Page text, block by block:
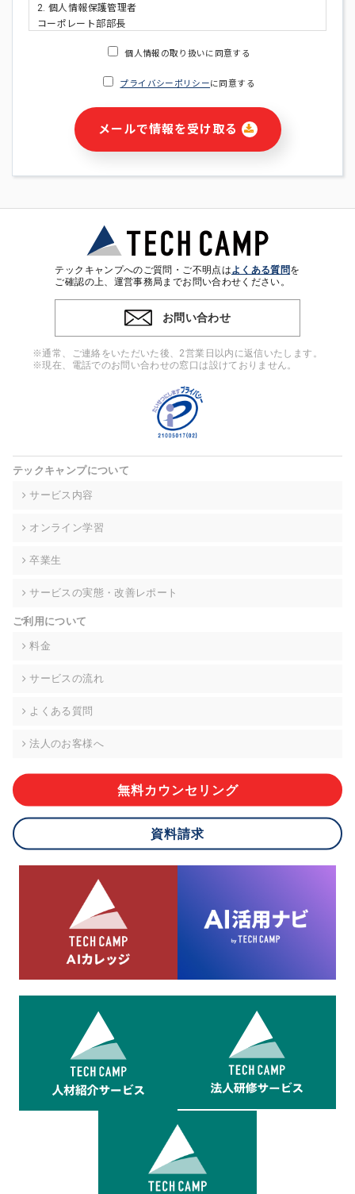
2. 個人情報保護管理者
コーポレート部部長
・ご請求された資料の送付のため
・本サービス及び本サービスに関連する情報(当社及び第三者の
サービス又は商品等の広告配信・宣伝を含みますが、それらに
・個人(法人の場合は担当者)を識別できない形式に加工した統
計情報の作成および利用
※上記の利用目的に基づいた本人への連絡及び配信について
4. 個人情報の第三者提供
ンをとるために、氏名等の一部の情報をサービス内で使用する
チャットツールで発信することにより、本サービスの他の利用
者等に提供することがあります。
当社は事業運営上、前項利用目的の範囲に限って個人情報を外
高い委託先を選定し、個人情報の適正管理・機密保持について
個人情報の開示等(利用目的の通知、開示、内容の訂正・追加・
て、下記の当社問合わせ窓口に申し出ることができます。その
的な期間内に対応いたします。ただし、申請が本人確認が不可
により、ご希望に添えない場合があります。 なお、アクセスロ
グなどの個人情報以外の情報については、原則として開示等は
株式会社div 個人情報問合せ窓口
メールアドレス:privacy_policy@di-v.co.jp
ご本人様が当社に個人情報を提供されるかどうかは任意による
応ができない場合があります。
8.cookieにより取得・分析した情報とその利用について
当社は第三者が運営するデータ・マネジメント・プラットフォ
ームからcookieにより収集されたウェブの閲覧機歴及びその分
析結果を取得し、これをお客様の個人データと結びつけた上
で、広告配信等の目的で利用いたします。
個人情報の取り扱いに同意する
プライバシーポリシーに同意する
メールで情報を受け取る
テックキャンプへのご質問・ご不明点はよくある質問を
ご確認の上、運営事務局までお問い合わせください。
お問い合わせ
※通常、ご連絡をいただいた後、2営業日以内に返信いたします。
※現在、電話でのお問い合わせの窓口は設けておりません。
テックキャンプについて
サービス内容
オンライン学習
卒業生
サービスの実態・改善レポート
ご利用について
料金
サービスの流れ
よくある質問
法人のお客様へ
無料カウンセリング
資料請求